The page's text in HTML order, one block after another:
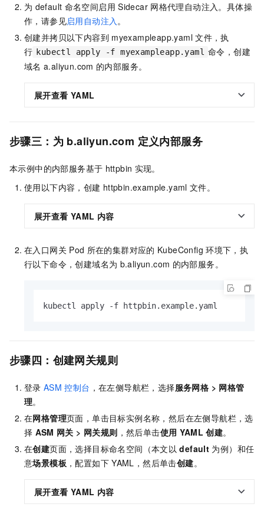
为 default 命名空间启用 Sidecar 网格代理自动注入。具体操
作，请参见启用自动注入 。
创建并拷贝以下内容到 myexampleapp.yaml 文件，执
行 kubectl apply -f myexampleapp.yaml 命令，创建
域名 a.aliyun.com 的内部服务。
展开查看 YAML
步骤三：为 b.aliyun.com 定义内部服务
本示例中的内部服务基于 httpbin 实现。
使用以下内容，创建 httpbin.example.yaml 文件。
展开查看 YAML 内容
在入口网关 Pod 所在的集群对应的 KubeConfig 环境下，执
行以下命令，创建域名为 b.aliyun.com 的内部服务。
kubectl apply -f httpbin.example.yaml
步骤四：创建网关规则
登录 ASM 控制台 ，在左侧导航栏，选择服务网格 > 网格管
理。
在网格管理页面，单击目标实例名称，然后在左侧导航栏，选
择 ASM 网关 > 网关规则 ，然后单击使用 YAML 创建。
在创建页面，选择目标命名空间（本文以 default 为例）和任
意场景模板 ，配置如下 YAML，然后单击创建。
展开查看 YAML 内容